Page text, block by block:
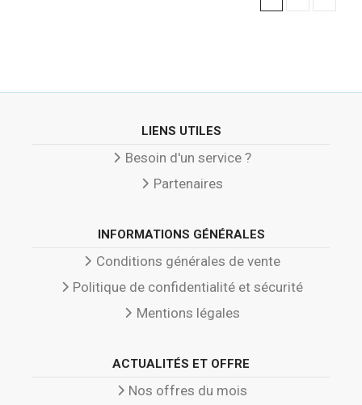
LIENS UTILES
Besoin d'un service ?
Partenaires
INFORMATIONS GÉNÉRALES
Conditions générales de vente
Politique de confidentialité et sécurité
Mentions légales
ACTUALITÉS ET OFFRE
Nos offres du mois